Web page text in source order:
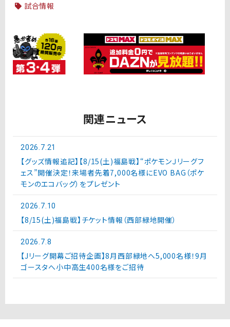
試合情報
関連ニュース
2026.7.21
【グッズ情報追記】【8/15(土)福島戦】“ポケモンＪリーグフ
ェス”開催決定！来場者先着7,000名様にEVO BAG（ポケ
モンのエコバッグ）をプレゼント
2026.7.10
【8/15(土)福島戦】チケット情報（西部緑地開催）
2026.7.8
【Jリーグ開幕ご招待企画】8月西部緑地へ5,000名様！9月
ゴースタへ小中高生400名様をご招待